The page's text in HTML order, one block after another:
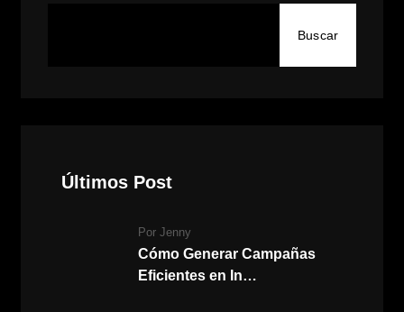
Buscar
Últimos Post
Cómo Generar Campañas
Eficientes en In…
Por Jenny